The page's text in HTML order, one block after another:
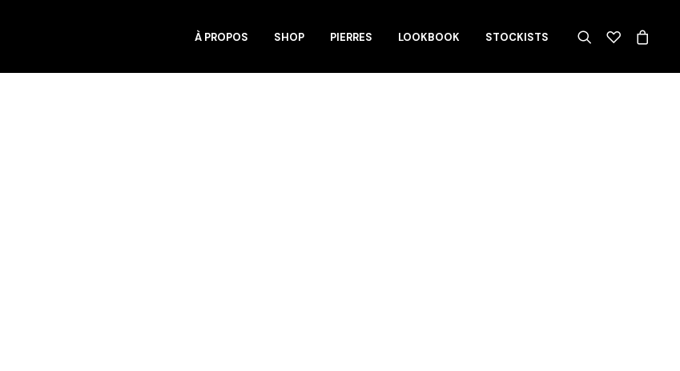
À PROPOS SHOP PIERRES LOOKBOOK STOCKISTS